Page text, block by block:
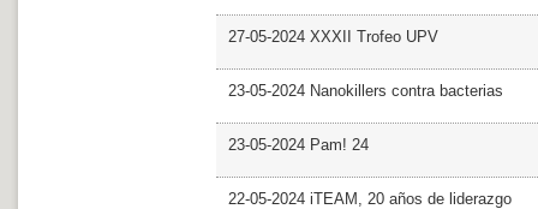
27-05-2024 XXXII Trofeo UPV
23-05-2024 Nanokillers contra bacterias
23-05-2024 Pam! 24
22-05-2024 iTEAM, 20 años de liderazgo